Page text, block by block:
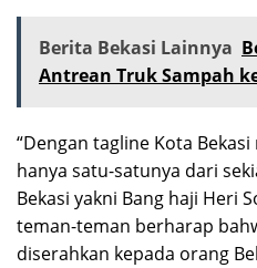
Berita Bekasi Lainnya
Antrean Truk Sampah
“Dengan tagline Kota
hanya satu-satunya dari
Bekasi yakni Bang haji Heri
teman-teman berharap
diserahkan kepada orang